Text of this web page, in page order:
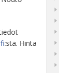
:stä. Hinta